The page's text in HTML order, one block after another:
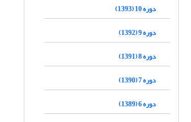
دوره 10 (1393)
دوره 9 (1392)
دوره 8 (1391)
دوره 7 (1390)
دوره 6 (1389)